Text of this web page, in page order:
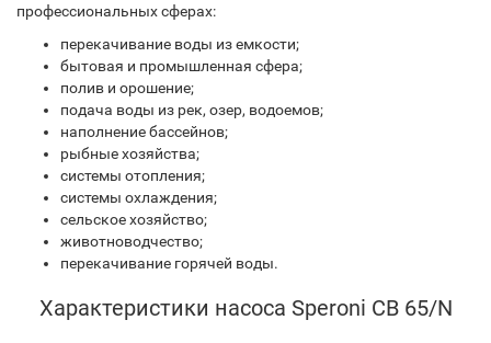
профессиональных сферах:
перекачивание воды из емкости;
бытовая и промышленная сфера;
полив и орошение;
подача воды из рек, озер, водоемов;
наполнение бассейнов;
рыбные хозяйства;
системы отопления;
системы охлаждения;
сельское хозяйство;
животноводчество;
перекачивание горячей воды.
Характеристики насоса Speroni CB 65/N